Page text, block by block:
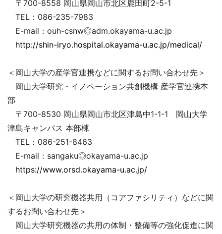
〒700-8558 岡山県岡山市北区鹿田町2-5-1
TEL：086-235-7983
E-mail：ouh-csnw◎adm.okayama-u.ac.jp
http://shin-iryo.hospital.okayama-u.ac.jp/medical/
＜岡山大学の産学官連携などに関するお問い合わせ先＞
岡山大学研究・イノベーション共創機構 産学官連携本
部
〒700-8530 岡山県岡山市北区津島中1-1-1 岡山大学
津島キャンパス 本部棟
TEL：086-251-8463
E-mail：sangaku◎okayama-u.ac.jp
https://www.orsd.okayama-u.ac.jp/
＜岡山大学の研究機器共用（コアファシリティ）などに関
するお問い合わせ先＞
岡山大学研究機器の共用の体制・整備等の強化促進に関